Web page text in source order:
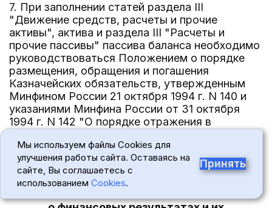
7. При заполнении статей раздела III
"Движение средств, расчеты и прочие
активы", актива и раздела III "Расчеты и
прочие пассивы" пассива баланса необходимо
руководствоваться Положением о порядке
размещения, обращения и погашения
Казначейских обязательств, утвержденным
Минфином России 21 октября 1994 г. N 140 и
указаниями Минфина России от 31 октября
1994 г. N 142 "О порядке отражения в
векселями, применяемыми при расчетах
между предприятиями за поставку товаров,
выполненные работы и оказанные услуги".
Мы используем файлы Cookies для
улучшения работы сайта. Оставаясь на
сайте, Вы соглашаетесь с
использованием Cookies.
Принять